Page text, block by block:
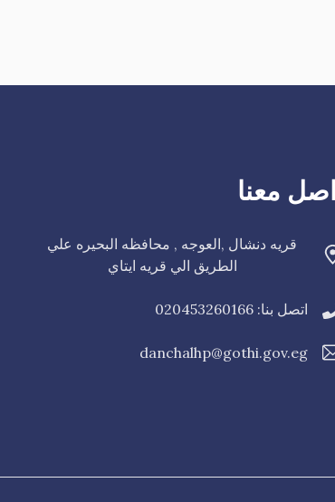
معنا
قريه دنشال ,العوجه , محافظه البحيره علي
الطريق الي قريه ايتاي
اتصل بنا: 020453260166
danchalhp@gothi.gov.eg